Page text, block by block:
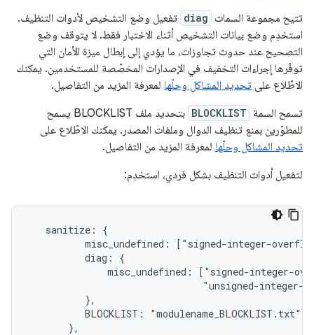
تتيح مجموعة السمات diag تفعيل وضع التشخيص لأدوات التنظيف.
استخدِم وضع بيانات التشخيص أثناء الاختبار فقط. لا يتوقف وضع
التصحيح عند حدوث تجاوزات، ما يؤدي إلى إبطال ميزة الأمان التي
توفّرها إجراءات التخفيف في الإصدارات المخصّصة للمستخدمين. يمكنك
الاطّلاع على تحديد المشاكل وحلّها لمعرفة المزيد من التفاصيل.
تسمح السمة BLOCKLIST
بتحديد ملف BLOCKLIST يسمح
للمطوّرين بمنع تنظيف الدوال وملفات المصدر. يمكنك الاطّلاع على
تحديد المشاكل وحلّها لمعرفة المزيد من التفاصيل.
لتفعيل أدوات التنظيف بشكل فردي، استخدِم:
   sanitize: {
misc_undefined: ["signed-integer-
          diag: {
misc_undefined: ["signed-integer-
"unsigned-integer-
          },
          BLOCKLIST: "modulename_BLOCKLIST.txt",
       },